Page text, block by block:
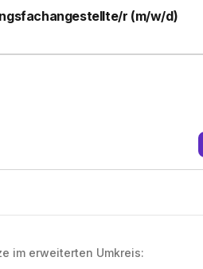
r (m/w/d)
im erweiterten Umkreis: